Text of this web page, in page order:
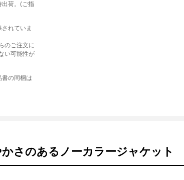
出荷。(ご指
れていま
のご注文に
い可能性が
の同梱は
さのあるノーカラージャケット